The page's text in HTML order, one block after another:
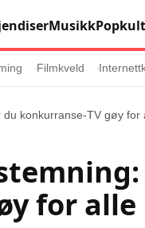
Musikk
Sosiale medier
Musikk
Filmkveld
konkurranse-TV gøy for
for alle